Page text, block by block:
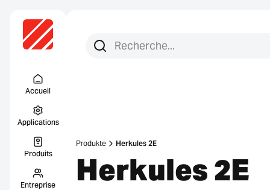
Accueil
Applications
Produits
Entreprise
Recherchez :
Recherche
Produkte Herkules 2E
Herkules 2E